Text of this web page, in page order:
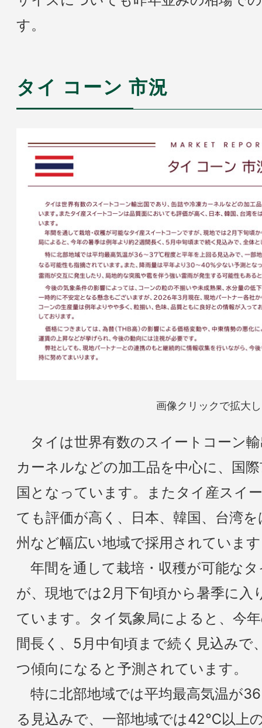
す。
タイ コーン 市況
画像クリックで拡大
タイは世界有数のスイートコーン
カーネルなどの加工品を中心に、国
国となっています。またタイ産スイ
ても評価が高く、日本、韓国、台湾
州など幅広い地域で採用されていま
年間を通して栽培・収穫が可能な
が、現地では2月下旬頃から暑季に入
ています。タイ気象局によると、今
間長く、5月中旬頃まで続く見込みで
つ傾向になると予測されています。
特に北部地域では平均最高気温が
る見込みで、一部地域では42℃以上